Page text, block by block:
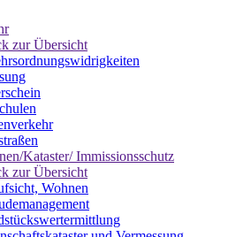
zur Übersicht
Kataster/ Immissionsschutz
zur Übersicht
Wohnen